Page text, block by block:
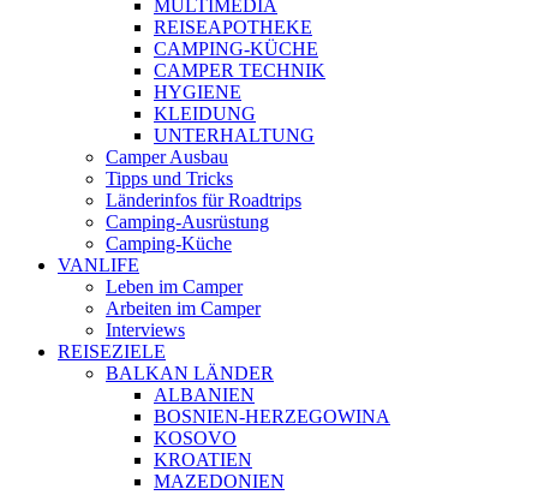
MULTIMEDIA
REISEAPOTHEKE
CAMPING-KÜCHE
CAMPER TECHNIK
HYGIENE
KLEIDUNG
UNTERHALTUNG
Camper Ausbau
Tipps und Tricks
Länderinfos für Roadtrips
Camping-Ausrüstung
Camping-Küche
VANLIFE
Leben im Camper
Arbeiten im Camper
Interviews
REISEZIELE
BALKAN LÄNDER
ALBANIEN
BOSNIEN-HERZEGOWINA
KOSOVO
KROATIEN
MAZEDONIEN